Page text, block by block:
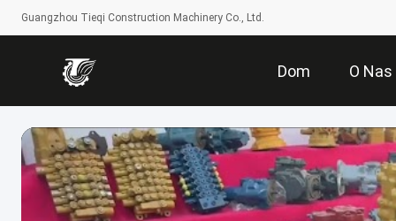
Guangzhou Tieqi Construction Machinery Co., Ltd.
Dom O Nas